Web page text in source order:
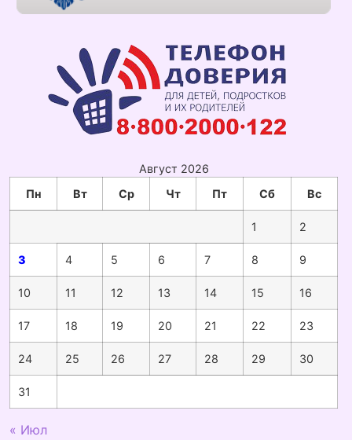
Август 2026
Пн
Вт Ср Чт Пт Сб Вс
1 2
3 4 5 6 7 8 9
10 11 12 13 14 15 16
17 18 19 20 21 22 23
24 25 26 27 28 29 30
31
« Июл